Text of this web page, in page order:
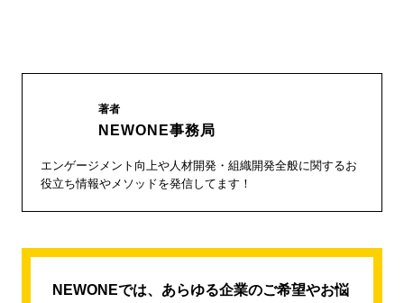
著者
NEWONE事務局
エンゲージメント向上や人材開発・組織開発全般に関するお
役立ち情報やメソッドを発信してます！
NEWONEでは、あらゆる企業のご希望やお悩